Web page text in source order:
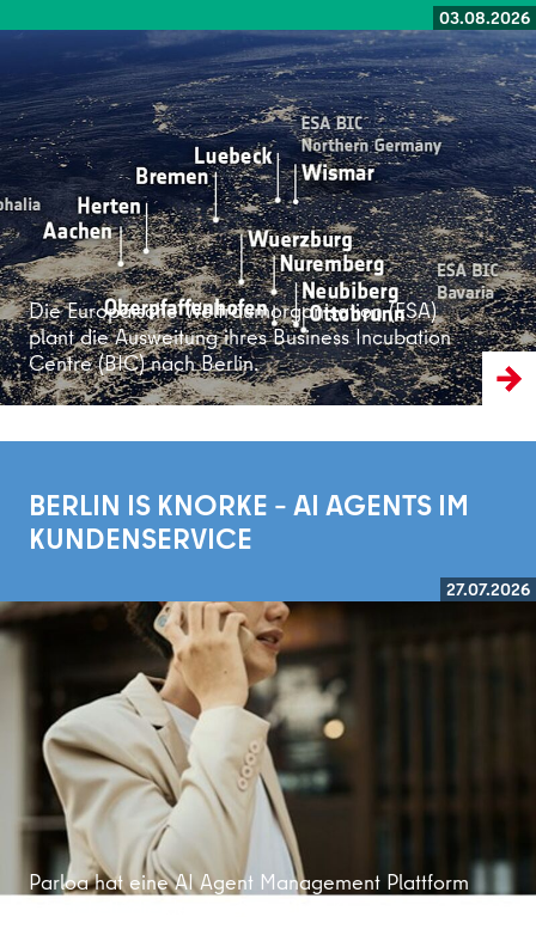
03.08.2026
Die Europäische Weltraumorganisation (ESA)
plant die Ausweitung ihres Business Incubation
Centre (BIC) nach Berlin.
Weiterlesen
BERLIN IS KNORKE – AI AGENTS IM
KUNDENSERVICE
27.07.2026
Parloa hat eine AI Agent Management Plattform
Weiterlesen